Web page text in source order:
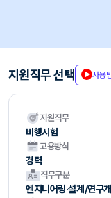
지원직무 선택 사용
지원직무
비행시험
고용방식
경력
직무구분
엔지니어링·설계/연구